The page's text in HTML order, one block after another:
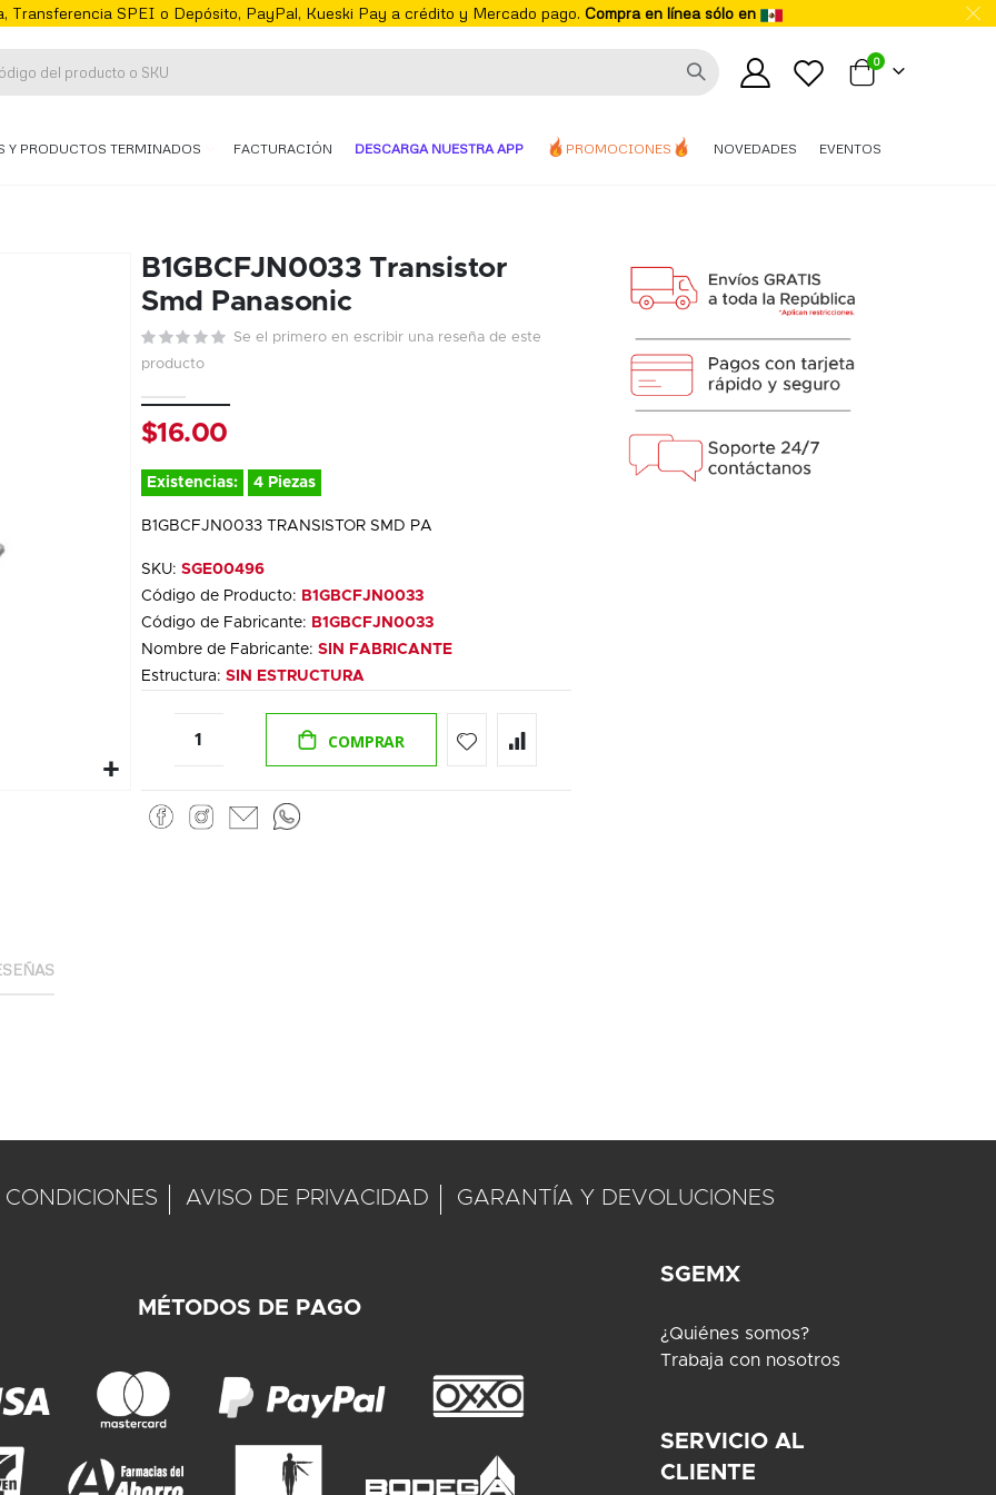
Transferencia SPEI o Depósito, PayPal, Kueski Pay a crédito y Mercado pago. Compra en línea sólo en
Mi carrito
0elementos
Y PRODUCTOS TERMINADOS FACTURACIÓN DESCARGA NUESTRA APP PROMOCIONES NOVEDADES EVENTOS
B1GBCFJN0033 Transistor
Smd Panasonic
Se el primero en escribir una reseña de este
producto
$16.00
Existencias: 4 Piezas
B1GBCFJN0033 TRANSISTOR SMD PA
SKU: SGE00496
Código de Producto: B1GBCFJN0033
Código de Fabricante: B1GBCFJN0033
Nombre de Fabricante: SIN FABRICANTE
Estructura: SIN ESTRUCTURA
COMPRAR
CONDICIONES AVISO DE PRIVACIDAD GARANTÍA Y DEVOLUCIONES
MÉTODOS DE PAGO
SGEMX
¿Quiénes somos?
Trabaja con nosotros
SERVICIO AL
CLIENTE